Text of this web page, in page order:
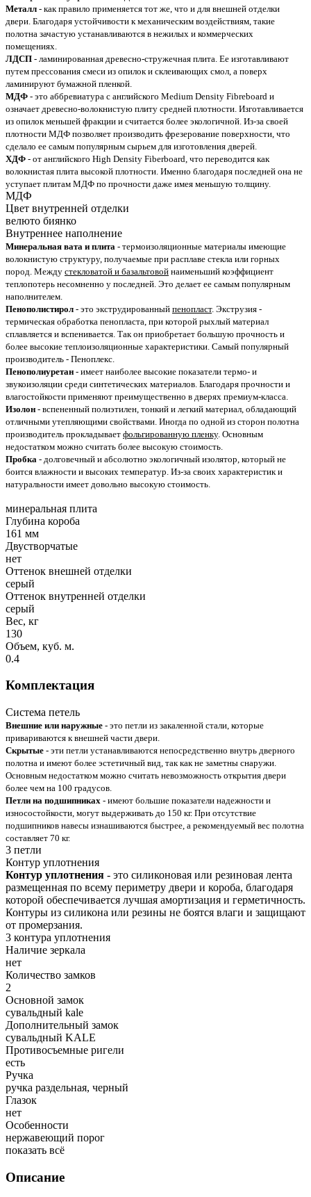
Металл - как правило применяется тот же, что и для внешней отделки
двери. Благодаря устойчивости к механическим воздействиям, такие
полотна зачастую устанавливаются в нежилых и коммерческих
помещениях.
ЛДСП - ламинированная древесно-стружечная плита. Ее изготавливают
путем прессования смеси из опилок и склеивающих смол, а поверх
ламинируют бумажной пленкой.
МДФ - это аббревиатура с английского Medium Density Fibreboard и
означает древесно-волокнистую плиту средней плотности. Изготавливается
из опилок меньшей фракции и считается более экологичной. Из-за своей
плотности МДФ позволяет производить фрезерование поверхности, что
сделало ее самым популярным сырьем для изготовления дверей.
ХДФ - от английского High Density Fiberboard, что переводится как
волокнистая плита высокой плотности. Именно благодаря последней она не
уступает плитам МДФ по прочности даже имея меньшую толщину.
МДФ
Цвет внутренней отделки
велюто биянко
Внутреннее наполнение
Минеральная вата и плита - термоизоляционные материалы имеющие
волокнистую структуру, получаемые при расплаве стекла или горных
пород. Между стекловатой и базальтовой наименьший коэффициент
теплопотерь несомненно у последней. Это делает ее самым популярным
наполнителем.
Пенополистирол - это экструдированный пенопласт. Экструзия -
термическая обработка пенопласта, при которой рыхлый материал
сплавляется и вспенивается. Так он приобретает большую прочность и
более высокие теплоизоляционные характеристики. Самый популярный
производитель - Пеноплекс.
Пенополиуретан - имеет наиболее высокие показатели термо- и
звукоизоляции среди синтетических материалов. Благодаря прочности и
влагостойкости применяют преимущественно в дверях премиум-класса.
Изолон - вспененный полиэтилен, тонкий и легкий материал, обладающий
отличными утепляющими свойствами. Иногда по одной из сторон полотна
производитель прокладывает фольгированную пленку. Основным
недостатком можно считать более высокую стоимость.
Пробка - долговечный и абсолютно экологичный изолятор, который не
боится влажности и высоких температур. Из-за своих характеристик и
натуральности имеет довольно высокую стоимость.
минеральная плита
Глубина короба
161 мм
Двустворчатые
нет
Оттенок внешней отделки
серый
Оттенок внутренней отделки
серый
Вес, кг
130
Объем, куб. м.
0.4
Комплектация
Система петель
Внешние или наружные - это петли из закаленной стали, которые
привариваются к внешней части двери.
Скрытые - эти петли устанавливаются непосредственно внутрь дверного
полотна и имеют более эстетичный вид, так как не заметны снаружи.
Основным недостатком можно считать невозможность открытия двери
более чем на 100 градусов.
Петли на подшипниках - имеют большие показатели надежности и
износостойкости, могут выдерживать до 150 кг. При отсутствие
подшипников навесы изнашиваются быстрее, а рекомендуемый вес полотна
составляет 70 кг.
3 петли
Контур уплотнения
Контур уплотнения - это силиконовая или резиновая лента
размещенная по всему периметру двери и короба, благодаря
которой обеспечивается лучшая амортизация и герметичность.
Контуры из силикона или резины не боятся влаги и защищают
от промерзания.
3 контура уплотнения
Наличие зеркала
нет
Количество замков
2
Основной замок
сувальдный kale
Дополнительный замок
сувальдный KALE
Противосъемные ригели
есть
Ручка
ручка раздельная, черный
Глазок
нет
Особенности
нержавеющий порог
показать всё
Описание